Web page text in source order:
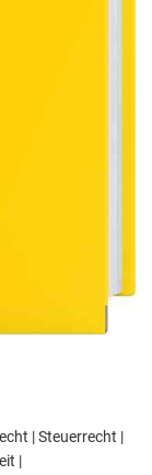
| Steuerrecht |
|